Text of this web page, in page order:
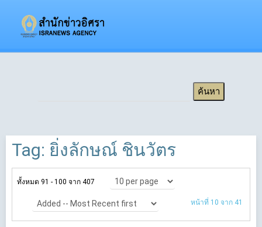
Tag: ยิ่งลักษณ์ ชินวัตร
ทั้งหมด 91 - 100 จาก 407
หน้าที่ 10 จาก 41